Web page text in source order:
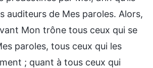
auditeurs de Mes paroles. Alors,
Mon trône tous ceux qui se
paroles, tous ceux qui les
; quant à tous ceux qui